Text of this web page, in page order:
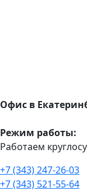
Офис в
Режим работы:
Работаем
+7 (343) 247-26-03
+7 (343) 521-55-64